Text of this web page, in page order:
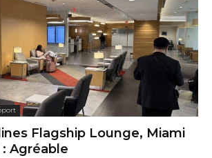
Flagship Lounge, Miami
Agréable